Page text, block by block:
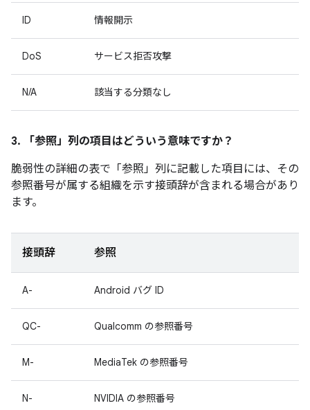
ID 情報開示
DoS サービス拒否攻撃
N/A 該当する分類なし
3. 「参照」 列の項目はどういう意味ですか？
脆弱性の詳細の表で「参照」 列に記載した項目には、その
参照番号が属する組織を示す接頭辞が含まれる場合があり
ます。
接頭辞 参照
A- Android バグ ID
QC- Qualcomm の参照番号
M- MediaTek の参照番号
N- NVIDIA の参照番号